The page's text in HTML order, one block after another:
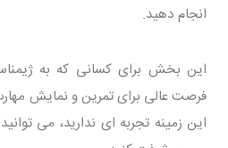
انجام دهید.
این بخش برای کسانی که به
فرصت عالی برای تمرین و نمایش
این زمینه تجربه ای ندارید، می